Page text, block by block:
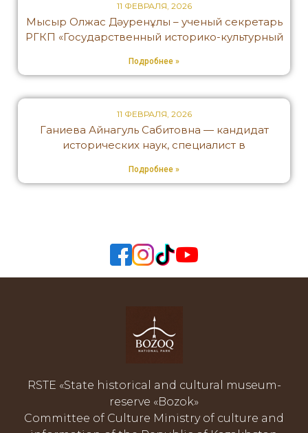
11 ФЕВРАЛЯ, 2026
Мысыр Олжас Дәуренұлы – ученый секретарь
РГКП «Государственный историко-культурный
Подробнее »
11 ФЕВРАЛЯ, 2026
Ганиева Айнагуль Сабитовна — кандидат
исторических наук, специалист в
Подробнее »
RSTE «State historical and cultural museum-
reserve «Bozok»
Committee of Culture Ministry of culture and